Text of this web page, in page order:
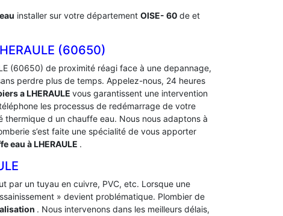
installer sur votre département OISE- 60 de et
(60650)
(60650) de proximité réagi face à une depannage,
perdre plus de temps. Appelez-nous, 24 heures
a LHERAULE vous garantissent une intervention
les processus de redémarrage de votre
thermique d un chauffe eau. Nous nous adaptons à
s’est faite une spécialité de vous apporter
eau à LHERAULE .
par un tuyau en cuivre, PVC, etc. Lorsque une
» devient problématique. Plombier de
. Nous intervenons dans les meilleurs délais,